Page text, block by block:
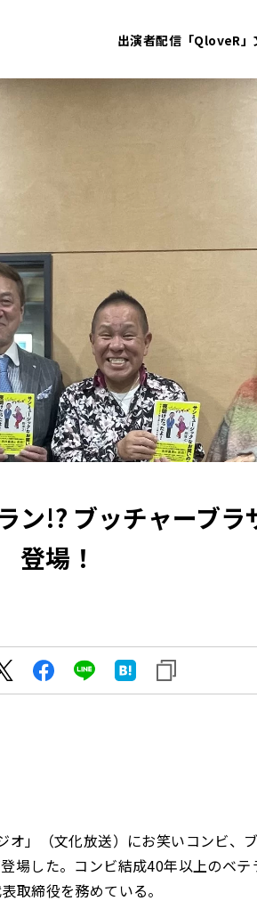
出演者配信「QloveR」
ン!? ブッチャーブラ
登場！
オ」（文化放送）にお笑いコンビ、
場した。コンビ結成40年以上のベテ
取締役を務めている。